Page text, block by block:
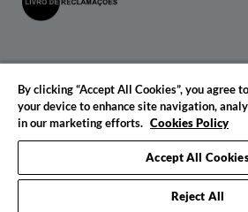
© 2026 IADE. Todos os direitos
By clicking “Accept All Cookies”, you agree
your device to enhance site navigation,
in our marketing efforts. Cookies Policy
Accept All
Reject All